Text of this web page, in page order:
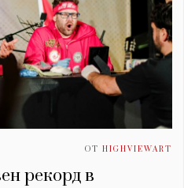
ОТ HIGHVIEWART
рекорд в